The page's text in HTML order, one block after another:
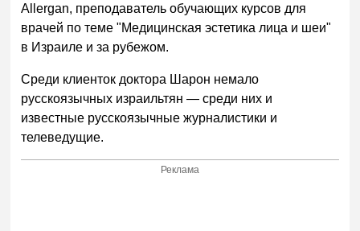
Allergan, преподаватель обучающих курсов для
врачей по теме "Медицинская эстетика лица и шеи"
в Израиле и за рубежом.
Среди клиенток доктора Шарон немало
русскоязычных израильтян — среди них и
известные русскоязычные журналистики и
телеведущие.
Реклама